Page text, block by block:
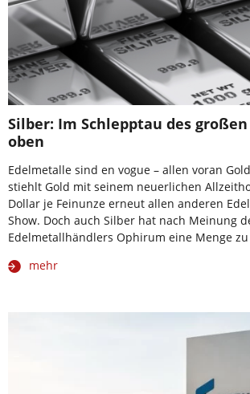
Silber: Im Schlepptau des
oben
Edelmetalle sind en vogue – allen voran
stiehlt Gold mit seinem neuerlichen
Dollar je Feinunze erneut allen anderen
Show. Doch auch Silber hat nach Meinung
Edelmetallhändlers Ophirum eine Menge
mehr